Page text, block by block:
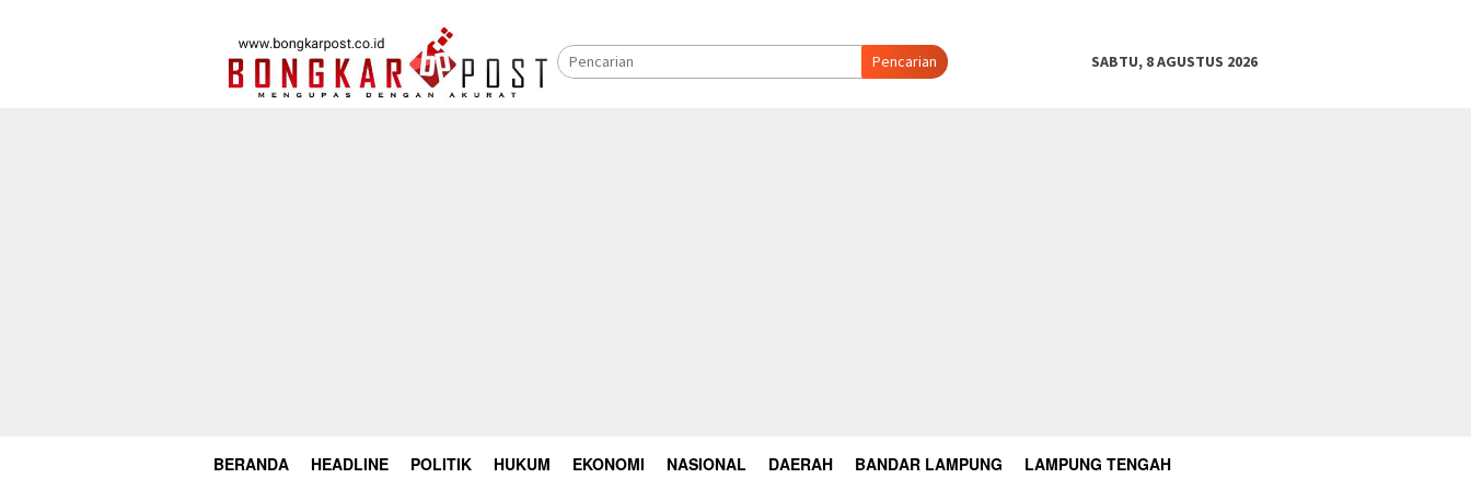
Pencarian SABTU, 8 AGUSTUS 2026
BERANDA HEADLINE POLITIK HUKUM EKONOMI NASIONAL DAERAH BANDAR LAMPUNG LAMPUNG TENGAH